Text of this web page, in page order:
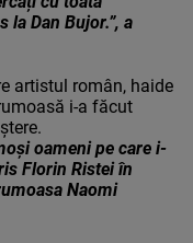
la Dan Bujor.”, a
artistul român, haide
i-a făcut
oameni pe care i-
Florin Ristei în
Naomi